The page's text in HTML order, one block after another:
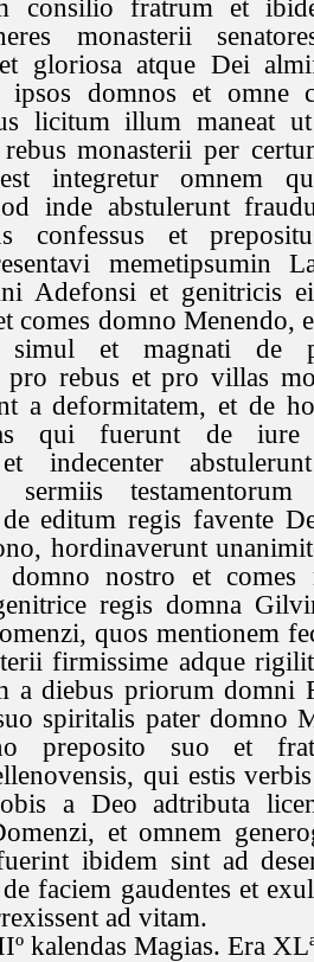
consilio fratrum et
monasterii
gloriosa atque Dei
ipsos domnos et omne
licitum illum maneat
monasterii per
integretur omnem
inde abstulerunt
confessus et
memetipsumin
Adefonsi et genitricis
comes domno Menendo,
simul et magnati de
pro rebus et pro villas
a deformitatem, et de
qui fuerunt de iure
indecenter
sermiis
editum regis favente
hordinaverunt
domno nostro et comes
regis domna
quos mentionem
firmissime adque
a diebus priorum domni
spiritalis pater domno
preposito suo et
qui estis
a Deo adtributa
et omnem
ibidem sint ad
faciem gaudentes et
ad vitam.
kalendas Magias. Era